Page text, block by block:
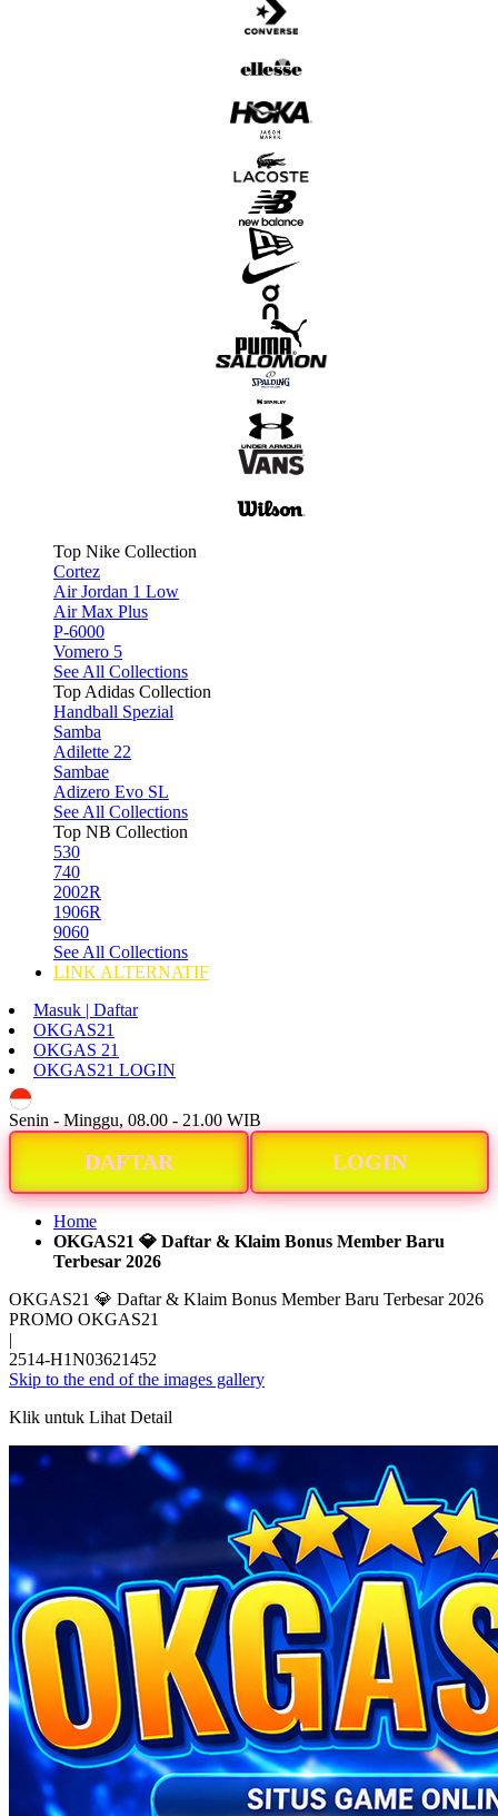
Top Nike Collection
Cortez
Air Jordan 1 Low
Air Max Plus
P-6000
Vomero 5
See All Collections
Top Adidas Collection
Handball Spezial
Samba
Adilette 22
Sambae
Adizero Evo SL
See All Collections
Top NB Collection
530
740
2002R
1906R
9060
See All Collections
LINK ALTERNATIF
Masuk | Daftar
OKGAS21
OKGAS 21
OKGAS21 LOGIN
Senin - Minggu, 08.00 - 21.00 WIB
DAFTAR LOGIN
Home
OKGAS21 💎 Daftar & Klaim Bonus Member Baru
Terbesar 2026
OKGAS21 💎 Daftar & Klaim Bonus Member Baru Terbesar 2026
PROMO OKGAS21
|
2514-H1N03621452
Skip to the end of the images gallery
Klik untuk Lihat Detail